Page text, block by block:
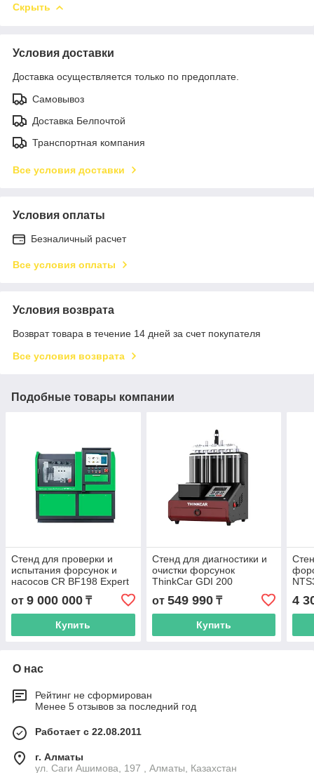
Скрыть
Условия доставки
Доставка осуществляется только по предоплате.
Самовывоз
Доставка Белпочтой
Транспортная компания
Все условия доставки
Условия оплаты
Безналичный расчет
Все условия оплаты
Условия возврата
Возврат товара в течение 14 дней за счет покупателя
Все условия возврата
Подобные товары компании
Стенд для проверки и
испытания форсунок и
насосов CR BF198 Expert
от 9 000 000 ₸
Купить
Стенд для диагностики и
очистки форсунок
ThinkCar GDI 200
от 549 990₸
Купить
4
О нас
Рейтинг не сформирован
Менее 5 отзывов за последний год
Работает с 22.08.2011
г. Алматы
ул. Саги Ашимова, 197 , Алматы, Казахстан